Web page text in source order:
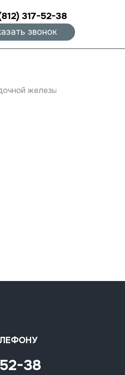
317-52-38
звонок
железы
38